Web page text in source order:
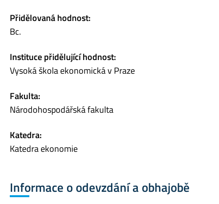
Přidělovaná hodnost:
Bc.
Instituce přidělující hodnost:
Vysoká škola ekonomická v Praze
Fakulta:
Národohospodářská fakulta
Katedra:
Katedra ekonomie
Informace o odevzdání a obhajobě